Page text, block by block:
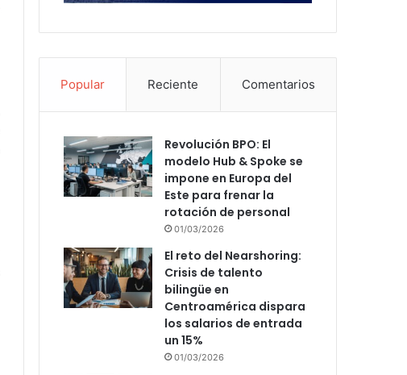
Popular Reciente Comentarios
Revolución BPO: El
modelo Hub & Spoke se
impone en Europa del
Este para frenar la
rotación de personal
01/03/2026
El reto del Nearshoring:
Crisis de talento
bilingüe en
Centroamérica dispara
los salarios de entrada
un 15%
01/03/2026